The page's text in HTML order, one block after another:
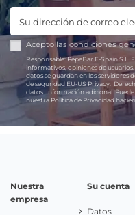
Acepto las condiciones
Responsable:PepeBar E-Spain S.L.
informativos, opiniones de usuarios.
datos se guardan en los servidores
de seguridad EU-US Privacy.
datos. Información adicional:Puede
nuestra Política de Privacidad
Nuestra
empresa
Su cuenta
Datos